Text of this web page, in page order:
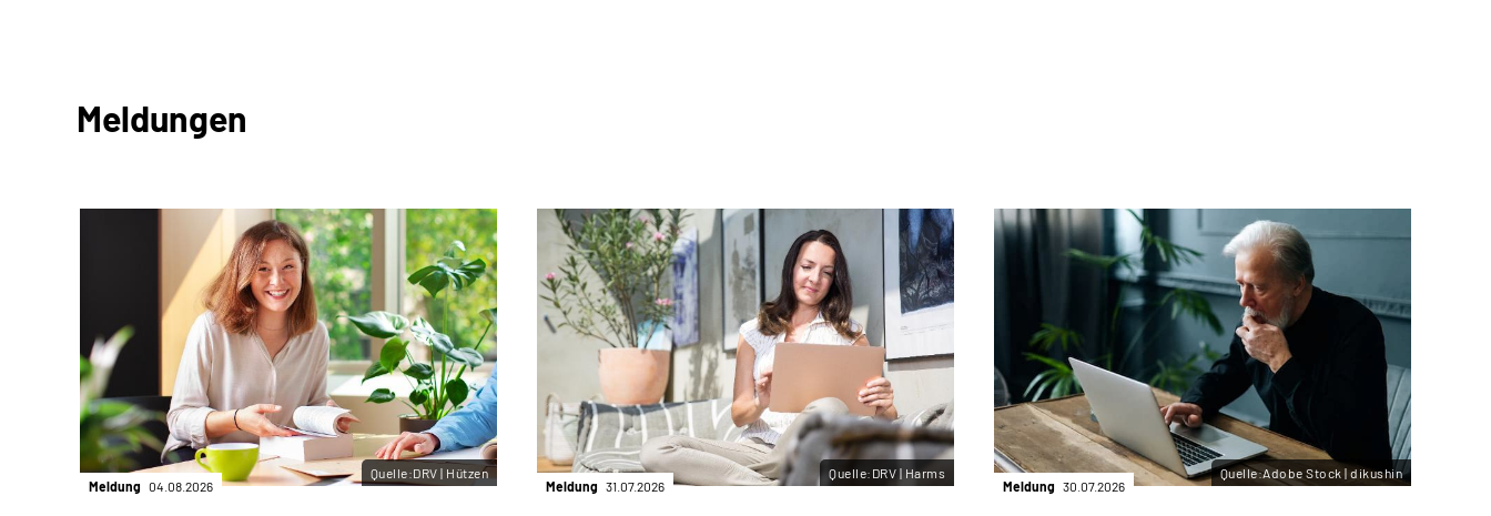
Meldungen
Meldung 04.08.2026
Quelle:DRV | Hützen
Meldung 31.07.2026
Quelle:DRV | Harms
Meldung 30.07.2026
Quelle:Adobe Stock | dikushin